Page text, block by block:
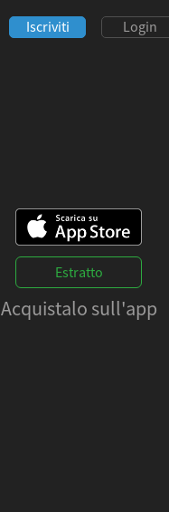
Iscriviti Login
Estratto
Acquistalo sull'app